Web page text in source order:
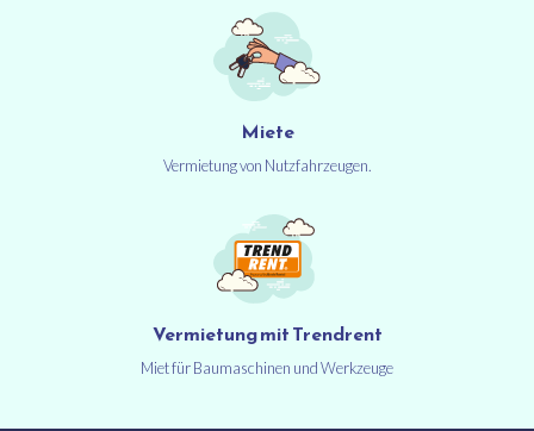
Miete
Vermietung von Nutzfahrzeugen.
Vermietung mit Trendrent
Miet für Baumaschinen und Werkzeuge